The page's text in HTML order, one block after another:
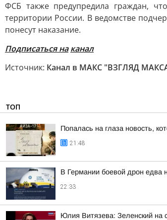
ФСБ также предупредила граждан,
территории России. В ведомстве
понесут наказание.
Подписаться на канал
Источник: Канал в МАКС "ВЗГЛЯД
ТОП
Попалась на глаза новость,
21:48
В Германии боевой дрон едва
22:33
Юлия Витязева: Зеленский на